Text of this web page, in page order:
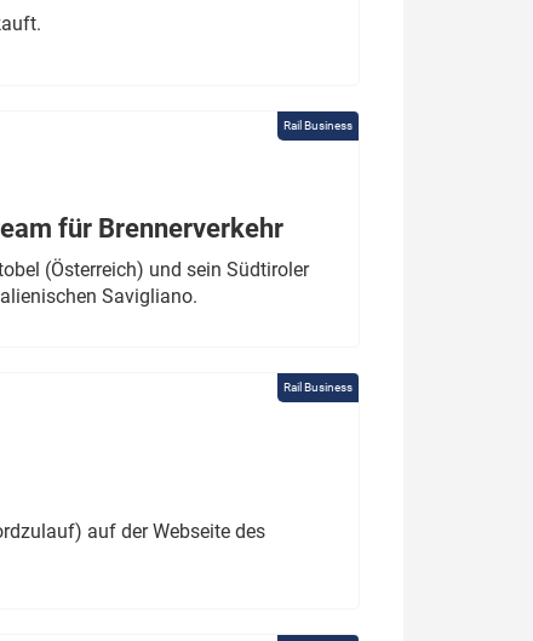
Rail Business
für Brennerverkehr
(Österreich) und sein Südtiroler
Savigliano.
Rail Business
auf der Webseite des